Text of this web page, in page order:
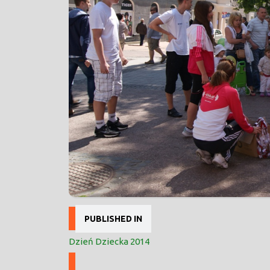
Nawigacja
wpisu
PUBLISHED IN
Dzień Dziecka 2014